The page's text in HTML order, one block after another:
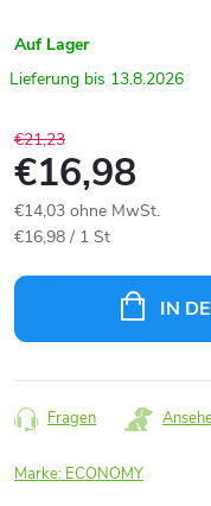
Auf Lager
13.8.2026
€21,23
€16,98
€14,03 ohne MwSt.
Verkaufspreis:
€16,98 / 1 St
IN
Fragen
Marke: ECONOMY